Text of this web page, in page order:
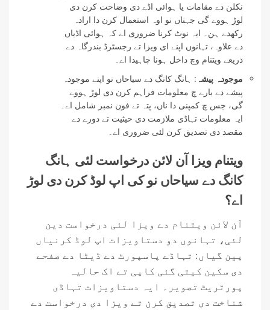
نکلن دے مقامات یا ہوائی اڈے دی وضاحت کرن دی
لوڑ ہووے گی جہناں نو اوہ استعمال کرن دا ارادہ
رکھدے ہن۔ ایہ نوٹ کرنا ضروری اے کہ ہوائی اڈیاں
دے علاوہ، تہانوں اپنے ای ویزا تے رجسٹرڈ بندرگاہ دے
ذریعے ویتنام وچ داخل ہونا چاہیدا اے۔
موجودہ پیشہ : ہانگ کانگ دے سیاحاں نو اپنے موجودہ
پیشے دے بارے چ معلومات فراہم کرن دی لوڑ ہووے
گی، جس چ کمپنی دا ناں، پتہ تے فون نمبر شامل اے۔
ایہ معلومات تہاڈی ملازمت دی حیثیت تے دورے دے
مقصد دی تصدیق کرن لئی ضروری اے۔
ویتنام ویزا آن لائن درخواست لئی ہانگ
کانگ دے سیاحاں نو کی اپ لوڈ کرن دی لوڑ
اے؟
آن لائن ویتنام دے ویزا لئی درخواست دین
لئی، تہانوں دو دستاویزات اپ لوڈ کرنیاں
پین گیاں: تہاڈے پاسپورٹ دے ڈیٹا دے صفحے
دی سکین کیتی گئی کاپی تے اک حالیہ
پورٹریٹ تصویر۔ ایہ دستاویزات تہاڈی
شناخت دی تصدیق کرن تے ویزا دی درخواست دے